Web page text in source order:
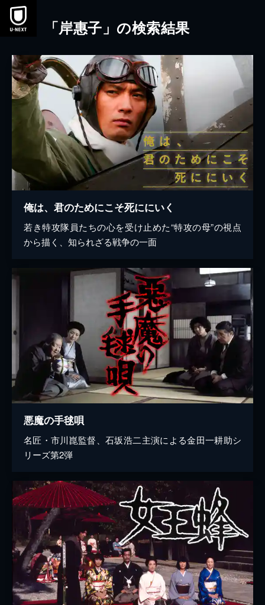
本文へスキップ
「岸惠子」の検索結果
俺は、君のためにこそ死ににいく
若き特攻隊員たちの心を受け止めた“特攻の母”の視点
から描く、知られざる戦争の一面
悪魔の手毬唄
名匠・市川崑監督、石坂浩二主演による金田一耕助シ
リーズ第2弾